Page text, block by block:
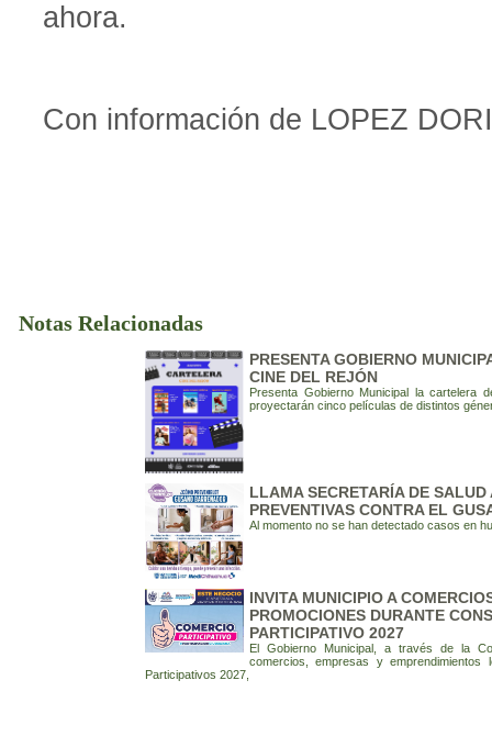
ahora.
Con información de LOPEZ
Notas Relacionadas
PRESENTA GOBIERNO
CINE DEL REJÓN
Presenta Gobierno Municipal la cartelera
proyectarán cinco películas de distintos
LLAMA SECRETARÍA DE
PREVENTIVAS CONTRA EL
Al momento no se han detectado casos en
INVITA MUNICIPIO A
PROMOCIONES DURANTE
PARTICIPATIVO 2027
El Gobierno Municipal, a través de la
comercios, empresas y
Participativos 2027,